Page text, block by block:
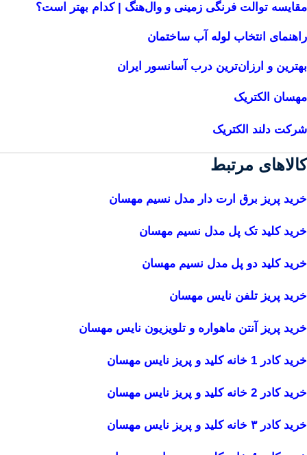
مقایسه توالت فرنگی زمینی و وال‌هنگ | کدام بهتر است؟
راهنمای انتخاب لوله آب ساختمان
بهترین و ارزان‌ترین درب آسانسور ایران
مهسان الکتریک
شرکت دلند الکتریک
کالاهای مرتبط
خرید پریز برق ارت دار مدل نسیم مهسان
خرید کلید تک پل مدل نسیم مهسان
خرید کلید دو پل مدل نسیم مهسان
خرید پریز تلفن نایس مهسان
خرید پریز آنتن ماهواره و تلویزیون نایس مهسان
خرید کادر 1 خانه کلید و پریز نایس مهسان
خرید کادر 2 خانه کلید و پریز نایس مهسان
خرید کادر ۳ خانه کلید و پریز نایس مهسان